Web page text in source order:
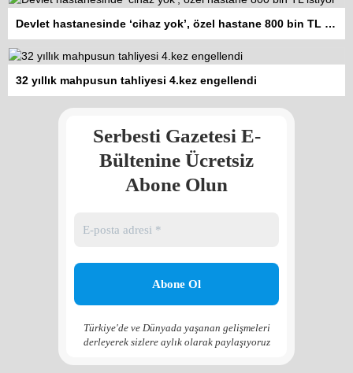
Devlet hastanesinde ‘cihaz yok’, özel hastane 800 bin TL istiyor
32 yıllık mahpusun tahliyesi 4.kez engellendi
Serbesti Gazetesi E-
Bültenine Ücretsiz
Abone Olun
Türkiye'de ve Dünyada yaşanan gelişmeleri
derleyerek sizlere aylık olarak paylaşıyoruz
Kadına şiddet “Devlet” eliyle
meşrulaştırılıyor
Atilla Yüceak
Colani’nin arkasındaki güç
Faruk eş-Şara mı?
Hark Denklemi
Çözüm Süreci’nin yeniden
Kadına şiddet “Devlet” eliyle
meşrulaştırılıyor